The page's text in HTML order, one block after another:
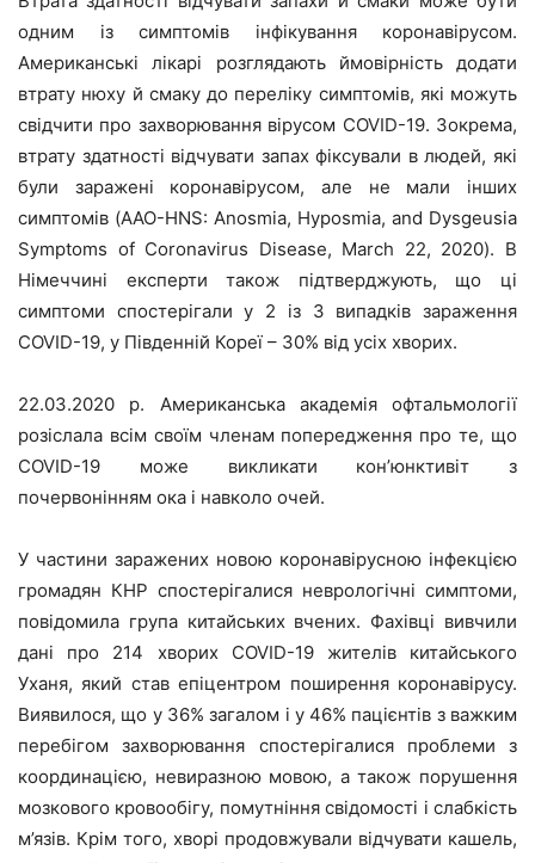
одним із симптомів інфікування коронавірусом.
Американські лікарі розглядають ймовірність додати
втрату нюху й смаку до переліку симптомів, які можуть
свідчити про захворювання вірусом COVID-19. Зокрема,
втрату здатності відчувати запах фіксували в людей, які
були заражені коронавірусом, але не мали інших
симптомів (AAO-HNS: Anosmia, Hyposmia, and Dysgeusia
Symptoms of Coronavirus Disease, March 22, 2020). В
Німеччині експерти також підтверджують, що ці
симптоми спостерігали у 2 із 3 випадків зараження
COVID-19, у Південній Кореї – 30% від усіх хворих.
22.03.2020 р. Американська академія офтальмології
розіслала всім своїм членам попередження про те, що
COVID-19 може викликати кон’юнктивіт з
почервонінням ока і навколо очей.
У частини заражених новою коронавірусною інфекцією
громадян КНР спостерігалися неврологічні симптоми,
повідомила група китайських вчених. Фахівці вивчили
дані про 214 хворих COVID-19 жителів китайського
Уханя, який став епіцентром поширення коронавірусу.
Виявилося, що у 36% загалом і у 46% пацієнтів з важким
перебігом захворювання спостерігалися проблеми з
координацією, невиразною мовою, а також порушення
мозкового кровообігу, помутніння свідомості і слабкість
м’язів. Крім того, хворі продовжували відчувати кашель,